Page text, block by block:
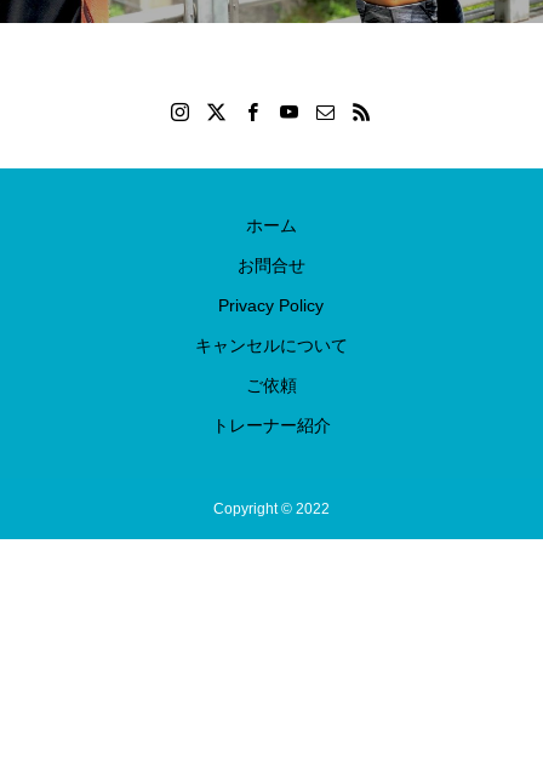
ホーム
お問合せ
Privacy Policy
キャンセルについて
ご依頼
トレーナー紹介
Copyright © 2022